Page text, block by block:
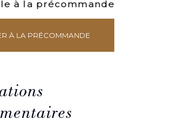
à la précommande
À LA PRÉCOMMANDE